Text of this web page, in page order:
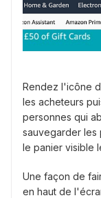
Rendez l'icône
les acheteurs
personnes qui
sauvegarder les
le panier visible
Une façon de
en haut de